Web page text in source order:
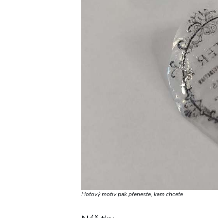
Hotový motiv pak přeneste, kam chcete